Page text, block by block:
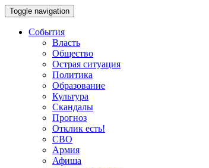
Toggle navigation
События
Власть
Общество
Острая ситуация
Политика
Образование
Культура
Скандалы
Прогноз
Отклик есть!
СВО
Армия
Афиша